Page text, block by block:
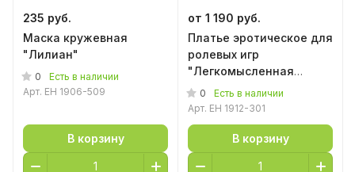
235 руб.
Маска кружевная
"Лилиан"
0
Есть в наличии
Арт. EH 1906-509
В корзину
от 1 190 руб.
Платье эротическое для
ролевых игр
"Легкомысленная
студентка"
0
Есть в наличии
Арт. EH 1912-301
В корзину